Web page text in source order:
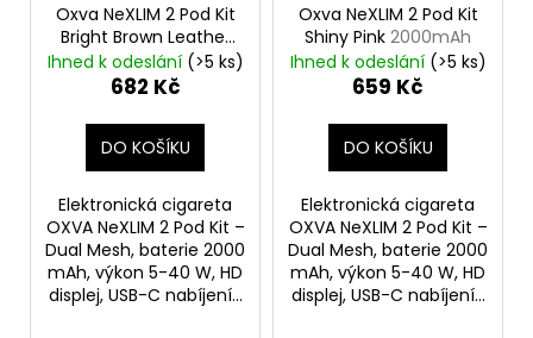
Oxva NeXLIM 2 Pod Kit
Bright Brown Leather
2000mAh
Ihned k odeslání (>5 ks)
682 Kč
DO KOŠÍKU
Elektronická cigareta
OXVA NeXLIM 2 Pod Kit –
Dual Mesh, baterie 2000
mAh, výkon 5-40 W, HD
displej, USB-C nabíjení...
Oxva NeXLIM 2 Pod Kit
Shiny Pink 2000mAh
Ihned k odeslání (>5 ks)
659 Kč
DO KOŠÍKU
Elektronická cigareta
OXVA NeXLIM 2 Pod Kit –
Dual Mesh, baterie 2000
mAh, výkon 5-40 W, HD
displej, USB-C nabíjení...